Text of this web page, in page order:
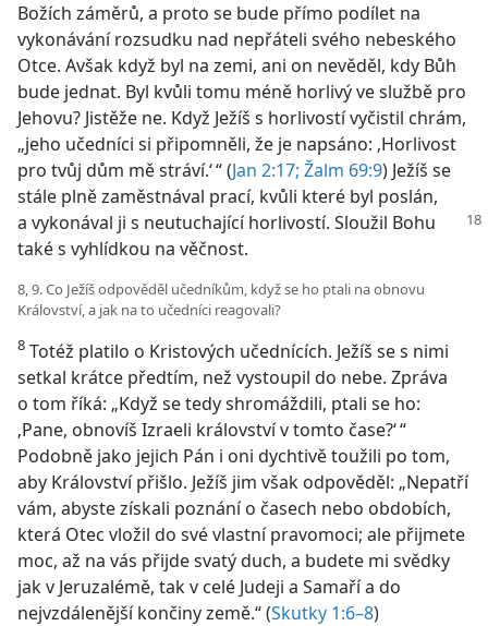
Božích záměrů, a proto se bude přímo podílet na
vykonávání rozsudku nad nepřáteli svého nebeského
Otce. Avšak když byl na zemi, ani on nevěděl, kdy Bůh
bude jednat. Byl kvůli tomu méně horlivý ve službě pro
Jehovu? Jistěže ne. Když Ježíš s horlivostí vyčistil chrám,
„jeho učedníci si připomněli, že je napsáno: ‚Horlivost
pro tvůj dům mě stráví.‘ “ (Jan 2:17; Žalm 69:9) Ježíš se
stále plně zaměstnával prací, kvůli které byl poslán,
a vykonával ji s neutuchající horlivostí. Sloužil Bohu
také s vyhlídkou na věčnost.
8, 9. Co Ježíš odpověděl učedníkům, když se ho ptali na obnovu
Království, a jak na to učedníci reagovali?
8 Totéž platilo o Kristových učednících. Ježíš se s nimi
setkal krátce předtím, než vystoupil do nebe. Zpráva
o tom říká: „Když se tedy shromáždili, ptali se ho:
‚Pane, obnovíš Izraeli království v tomto čase?‘ “
Podobně jako jejich Pán i oni dychtivě toužili po tom,
aby Království přišlo. Ježíš jim však odpověděl: „Nepatří
vám, abyste získali poznání o časech nebo obdobích,
která Otec vložil do své vlastní pravomoci; ale přijmete
moc, až na vás přijde svatý duch, a budete mi svědky
jak v Jeruzalémě, tak v celé Judeji a Samaří a do
nejvzdálenější končiny země.“ (Skutky 1:6–8)